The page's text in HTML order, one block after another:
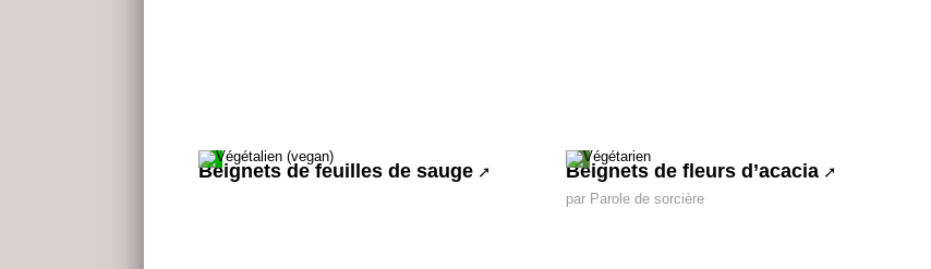
Beignets de feuilles de sauge Beignets de fleurs d’acacia
par Parole de sorcière